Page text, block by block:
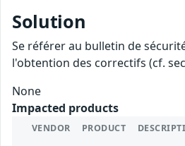
Solution
Se référer au bulletin de
l'obtention des correctifs (cf.
None
Impacted products
VENDOR PRODUCT